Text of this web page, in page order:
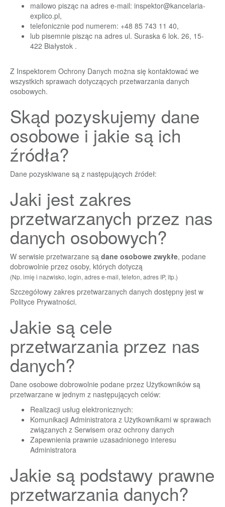
mailowo pisząc na adres e-mail: inspektor@kancelaria-
explico.pl,
telefonicznie pod numerem: +48 85 743 11 40,
lub pisemnie pisząc na adres ul. Suraska 6 lok. 26, 15-
422 Białystok .
Z Inspektorem Ochrony Danych można się kontaktować we
wszystkich sprawach dotyczących przetwarzania danych
osobowych.
Skąd pozyskujemy dane
osobowe i jakie są ich
źródła?
Dane pozyskiwane są z następujących źródeł:
Jaki jest zakres
przetwarzanych przez nas
danych osobowych?
W serwisie przetwarzane są dane osobowe zwykłe, podane
dobrowolnie przez osoby, których dotyczą
(Np. imię i nazwisko, login, adres e-mail, telefon, adres IP, itp.)
Szczegółowy zakres przetwarzanych danych dostępny jest w
Polityce Prywatności.
Jakie są cele
przetwarzania przez nas
danych?
Dane osobowe dobrowolnie podane przez Użytkowników są
przetwarzane w jednym z następujących celów:
Realizacji usług elektronicznych:
Komunikacji Administratora z Użytkownikami w sprawach
związanych z Serwisem oraz ochrony danych
Zapewnienia prawnie uzasadnionego interesu
Administratora
Jakie są podstawy prawne
przetwarzania danych?